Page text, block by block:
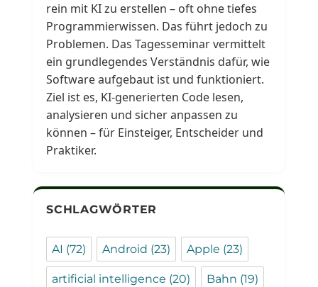
rein mit KI zu erstellen – oft ohne tiefes
Programmierwissen. Das führt jedoch zu
Problemen. Das Tagesseminar vermittelt
ein grundlegendes Verständnis dafür, wie
Software aufgebaut ist und funktioniert.
Ziel ist es, KI-generierten Code lesen,
analysieren und sicher anpassen zu
können – für Einsteiger, Entscheider und
Praktiker.
SCHLAGWÖRTER
AI (72) Android (23) Apple (23)
artificial intelligence (20) Bahn (19)